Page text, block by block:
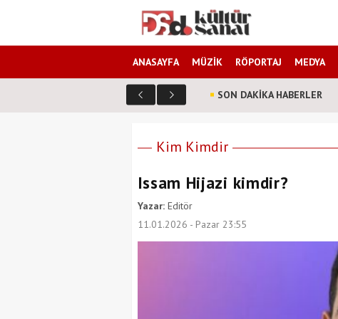
ANASAYFA MÜZİK RÖPORTAJ MEDYA
SON DAKİKA HABERLER
Senarist Harun Kevrek DS Kültür Sanat'a anlattı!
Kim Kimdir
Issam Hijazi kimdir?
Yazar:Editör
11.01.2026 - Pazar 23:55